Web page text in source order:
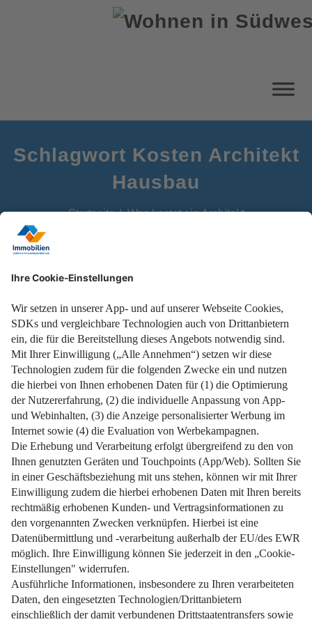
Schlagwort Kosten Architekt
Hausbau
Startseite Was kostet ein Architekt
Architekt beauftragen? Was wirklich hinter den Kosten steckt
– und wie man clever plant!
Weiterlesen
Impressum Datenschutz Nutzungsbedingungen
Pflichtinformationen AGB Über uns Bildquellen
Barrierefreiheit Widerrufsformular